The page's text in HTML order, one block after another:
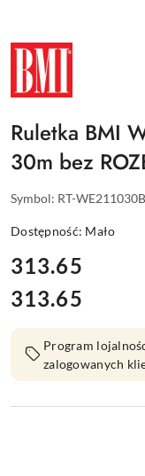
NAZWA
PRODUCENTA:
BMI
Ruletka BMI
30m bez
Symbol: RT-
Dostępność: Mało
cena:
313.65
Cena:
313.65
Program
zalogowanych